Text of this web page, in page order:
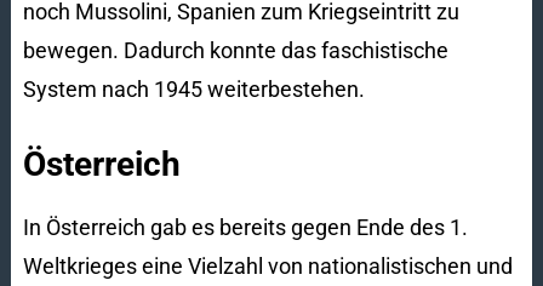
noch Mussolini, Spanien zum Kriegseintritt zu
bewegen. Dadurch konnte das faschistische
System nach 1945 weiterbestehen.
Österreich
In Österreich gab es bereits gegen Ende des 1.
Weltkrieges eine Vielzahl von nationalistischen und